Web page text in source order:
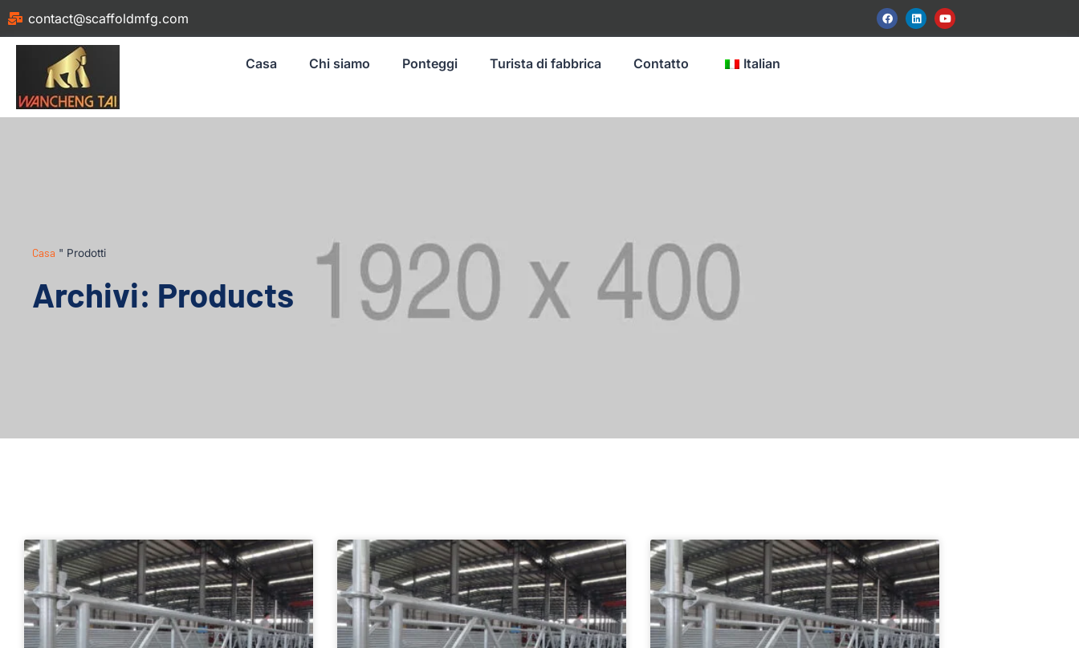
contact@scaffoldmfg.com
Casa Chi siamo Ponteggi Turista di fabbrica Contatto Italian
Casa " Prodotti
Archivi: Products